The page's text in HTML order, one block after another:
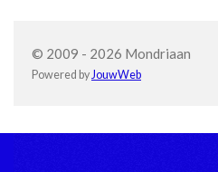
© 2009 - 2026 Mondriaan
Powered byJouwWeb